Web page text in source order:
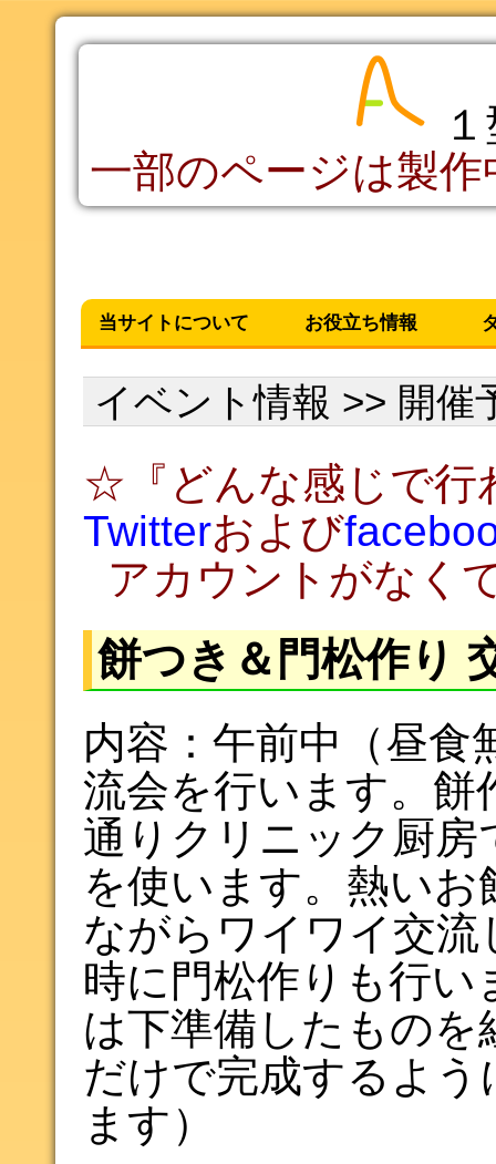
一部のページは製
当サイトについて お役立ち情報
イベント情報 >> 開催
☆『どんな感じで行
Twitterおよび
アカウントがなく
餅つき＆門松作り
内容：午前中（昼食
流会を行います。餅
通りクリニック厨房
を使います。熱いお
ながらワイワイ交流
時に門松作りも行い
は下準備したものを
だけで完成するよう
ます）